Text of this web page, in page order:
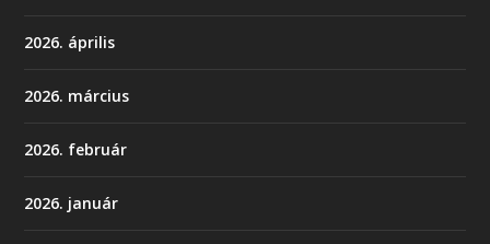
2026. április
2026. március
2026. február
2026. január